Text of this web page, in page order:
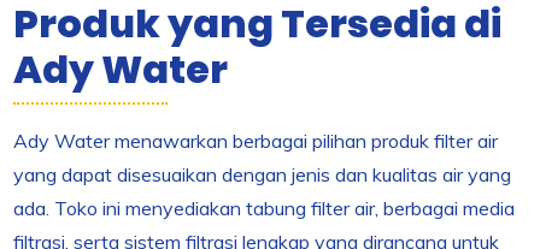
Produk yang Tersedia di
Ady Water
Ady Water menawarkan berbagai pilihan produk filter air
yang dapat disesuaikan dengan jenis dan kualitas air yang
ada. Toko ini menyediakan tabung filter air, berbagai media
filtrasi, serta sistem filtrasi lengkap yang dirancang untuk